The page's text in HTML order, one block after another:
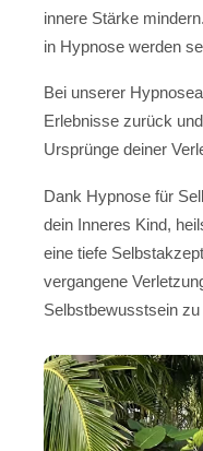
innere Stärke
in Hypnose werden
Bei unserer
Erlebnisse zurück
Ursprünge deiner
Dank Hypnose für
dein Inneres Kind,
eine tiefe
vergangene
Selbstbewusstsein zu